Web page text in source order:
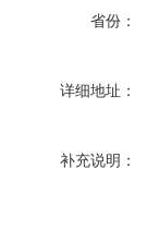
省份：
详细地址：
补充说明：